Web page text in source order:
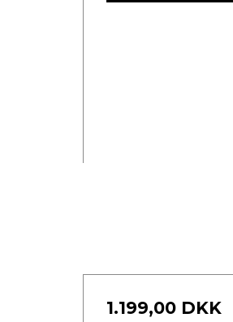
1.199,00 DKK